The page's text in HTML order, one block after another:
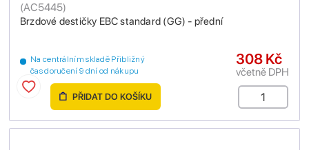
Brzdové destičky EBC standard (GG) - přední
(AC5445)
Na centrálním skladě Přibližný
čas doručení 9 dní od nákupu
308 Kč
včetně DPH
PŘIDAT DO KOŠÍKU